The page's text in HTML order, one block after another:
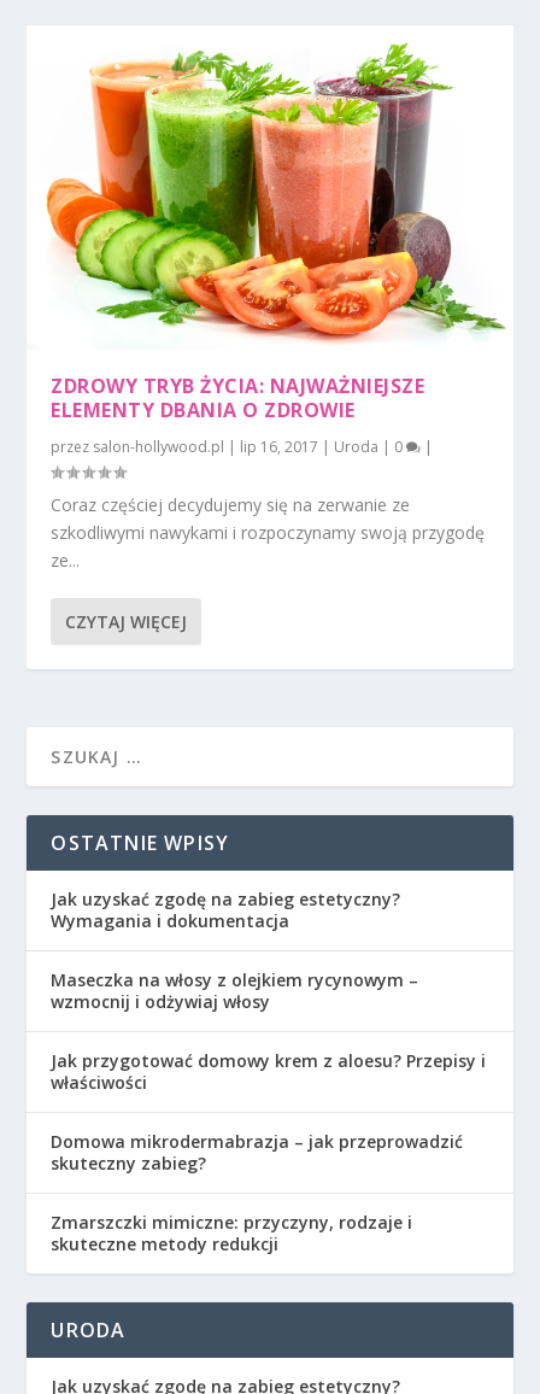
ZDROWY TRYB ŻYCIA: NAJWAŻNIEJSZE
ELEMENTY DBANIA O ZDROWIE
przez salon-hollywood.pl | lip 16, 2017 | Uroda | 0 |
Coraz częściej decydujemy się na zerwanie ze
szkodliwymi nawykami i rozpoczynamy swoją przygodę
ze...
CZYTAJ WIĘCEJ
OSTATNIE WPISY
Jak uzyskać zgodę na zabieg estetyczny?
Wymagania i dokumentacja
Maseczka na włosy z olejkiem rycynowym –
wzmocnij i odżywiaj włosy
Jak przygotować domowy krem z aloesu? Przepisy i
właściwości
Domowa mikrodermabrazja – jak przeprowadzić
skuteczny zabieg?
Zmarszczki mimiczne: przyczyny, rodzaje i
skuteczne metody redukcji
URODA
Jak uzyskać zgodę na zabieg estetyczny?